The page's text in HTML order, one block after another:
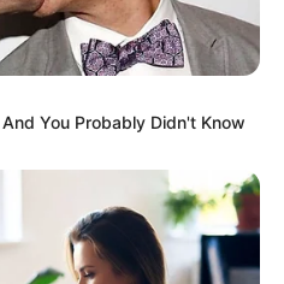
cerca de la meta
pero perdona a su